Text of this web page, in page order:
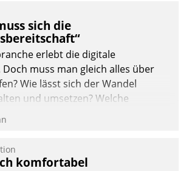
gehen
über
bei
sich die
erlebt die digitale
muss man gleich alles über
Wie lässt sich der Wandel
und umsetzen? Welche
wirklich?
komfortabel